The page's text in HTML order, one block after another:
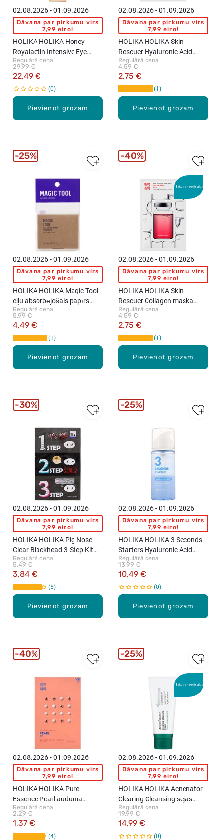
Pievienot grozam
02.08.2026 - 01.09.2026
Dāvana par pirkumu virs
7,99 eiro!
HOLIKA HOLIKA Honey
Royalactin Intensive Eye
Cream acu krēms, 30ml
Regulārā cena
22,49 €
29,99 €
0
Pievienot grozam
02.08.2026 - 01.09.2026
Dāvana par pirkumu virs
7,99 eiro!
HOLIKA HOLIKA Skin
Rescuer Hyaluronic Acid
maska sejai, 20ml
Regulārā cena
2,75 €
4,59 €
1
Pievienot grozam
02.08.2026 - 01.09.2026
Dāvana par pirkumu virs
7,99 eiro!
HOLIKA HOLIKA Magic Tool
eļļu absorbējošais papīrs
ādai, 100 lapiņas
Regulārā cena
4,49 €
5,99 €
1
25%
Tikai e-veikalā
Pievienot grozam
02.08.2026 - 01.09.2026
Dāvana par pirkumu virs
7,99 eiro!
HOLIKA HOLIKA Skin
Rescuer Collagen maska
sejai, 20ml
Regulārā cena
2,75 €
4,59 €
1
40%
Pievienot grozam
02.08.2026 - 01.09.2026
Dāvana par pirkumu virs
7,99 eiro!
HOLIKA HOLIKA Pig Nose
Clear Blackhead 3-Step Kit
deguna maska ar kokogli
Regulārā cena
3,84 €
5,49 €
5
30%
Pievienot grozam
02.08.2026 - 01.09.2026
Dāvana par pirkumu virs
7,99 eiro!
HOLIKA HOLIKA 3 Seconds
Starters Hyaluronic Acid
mitrinošs serums-starteris
sejas ādai, 150ml
Regulārā cena
10,49 €
13,99 €
0
25%
02.08.2026 - 01.09.2026
Dāvana par pirkumu virs
7,99 eiro!
HOLIKA HOLIKA Pure
Essence Pearl auduma
maska sejai, 23ml
Regulārā cena
1,37 €
2,29 €
4
40%
Tikai e-veikalā
02.08.2026 - 01.09.2026
Dāvana par pirkumu virs
7,99 eiro!
HOLIKA HOLIKA Acnenator
Clearing Cleansing sejas
mazgāšanas putas, 150ml
Regulārā cena
14,99 €
19,99 €
0
25%